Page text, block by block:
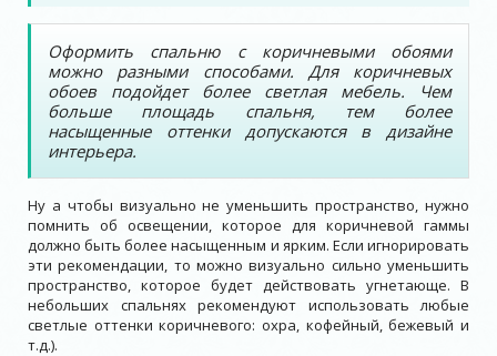
Оформить спальню с коричневыми обоями
можно разными способами. Для коричневых
обоев подойдет более светлая мебель. Чем
больше площадь спальня, тем более
насыщенные оттенки допускаются в дизайне
интерьера.
Ну а чтобы визуально не уменьшить пространство, нужно
помнить об освещении, которое для коричневой гаммы
должно быть более насыщенным и ярким. Если игнорировать
эти рекомендации, то можно визуально сильно уменьшить
пространство, которое будет действовать угнетающе. В
небольших спальнях рекомендуют использовать любые
светлые оттенки коричневого: охра, кофейный, бежевый и
т.д.).